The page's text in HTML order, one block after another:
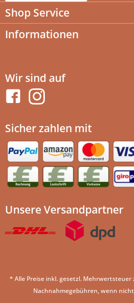
Shop Service
Informationen
Wir sind auf
Sicher zahlen mit
Unsere Versandpartner
* Alle Preise inkl. gesetzl. Mehrwertsteuer
Nachnahmegebühren, wenn